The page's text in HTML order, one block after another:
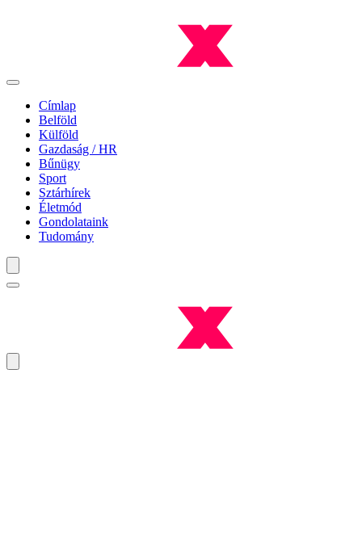
Címlap
Belföld
Külföld
Gazdaság / HR
Bűnügy
Sport
Sztárhírek
Életmód
Gondolataink
Tudomány